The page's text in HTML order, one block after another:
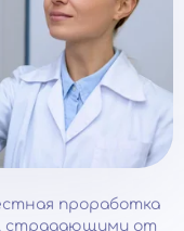
проработка
страдающими от